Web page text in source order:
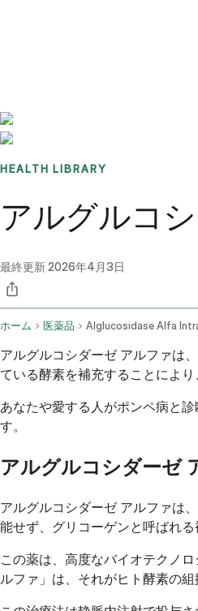
HEALTH LIBRARY
アルグルコ
最終更新2026年4月3日
ホーム 医薬品 Alglucosidase Alfa
アルグルコシダーゼ アルファは
ている酵素を補充することによ
あなたや愛する人がポンペ病と
す。
アルグルコシダーゼ
アルグルコシダーゼ アルファは
能せず、グリコーゲンと呼ばれ
この薬は、高度なバイオテクノ
ルファ」は、それがヒト酵素の